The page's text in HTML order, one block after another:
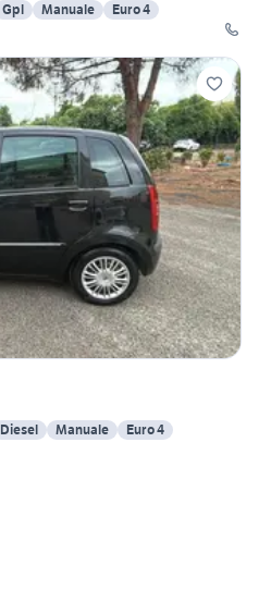
Gpl Manuale
Euro 4
Diesel Manuale Euro 4